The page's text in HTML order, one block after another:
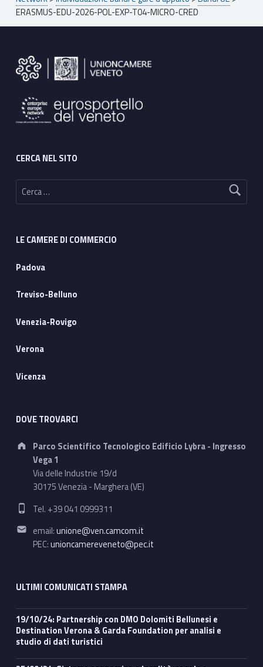
ERASMUS-EDU-2026-POL-EXP-T04-MICRO-CRED
CERCA NEL SITO
Ricerca per:
LE CAMERE DI COMMERCIO
Padova
Treviso-Belluno
Venezia-Rovigo
Verona
Vicenza
DOVE TROVARCI
Address:
Parco Scientifico Tecnologico Edificio Lybra - Ingresso
Vega 1
Via delle Industrie 19/d
30175 Venezia - Marghera (VE)
Phone number:
Tel. +39 041 0999311
Email address:
email:unione@ven.camcom.it
PEC:unioncamereveneto@pec.it
ULTIMI COMUNICATI STAMPA
19/10/24: Partnership con DMO Dolomiti Bellunesi e
Destination Verona & Garda Foundation per analisi e
studio di dati turistici